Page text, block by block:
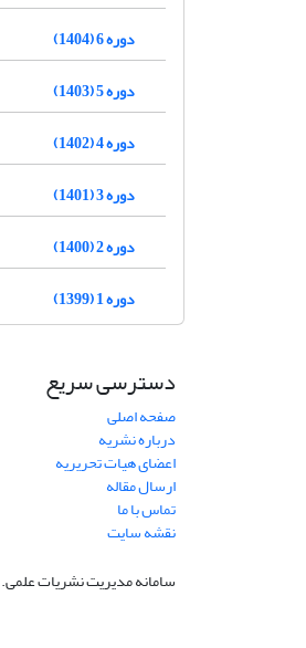
دوره 6 (1404)
دوره 5 (1403)
دوره 4 (1402)
دوره 3 (1401)
دوره 2 (1400)
دوره 1 (1399)
دسترسی سریع
صفحه اصلی
درباره نشریه
اعضای هیات تحریریه
ارسال مقاله
تماس با ما
نقشه سایت
سامانه مدیریت نشریات علمی.